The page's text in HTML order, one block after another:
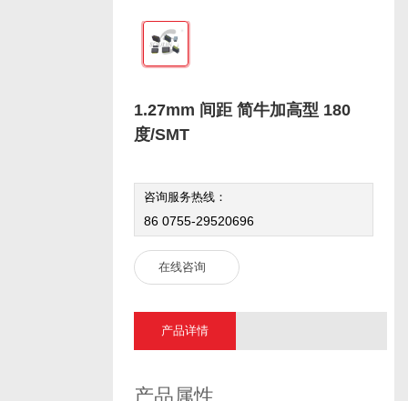
1.27mm 间距 简牛加高型 180
度/SMT
咨询服务热线：
86 0755-29520696
在线咨询
产品详情
产品属性